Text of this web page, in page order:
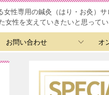
性専用の鍼灸（はり・お灸）
性を支えていきたいと思ってい
お問い合わせ オ